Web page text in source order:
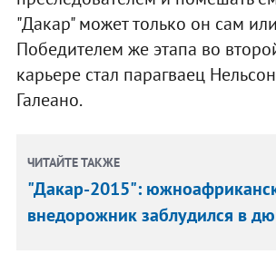
"Дакар" может только он сам
Победителем же этапа во
карьере стал парагваец
Галеано.
ЧИТАЙТЕ ТАКЖЕ
"Дакар-2015":
внедорожник заблудился в